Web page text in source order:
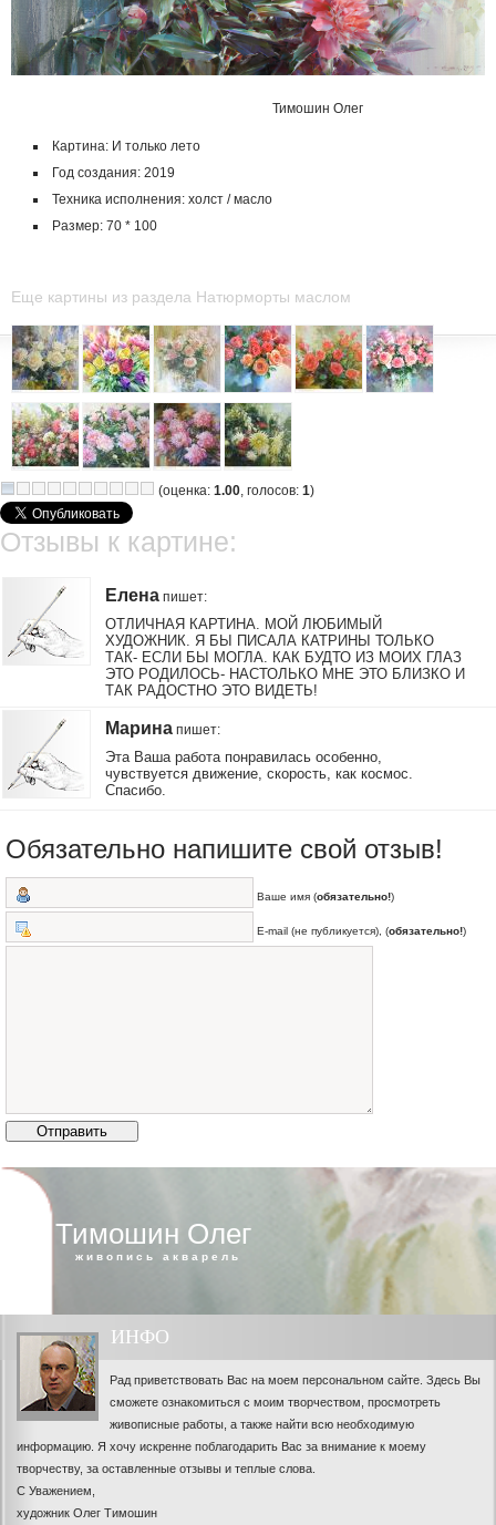
Картина: И только лето
Год создания: 2019
Техника исполнения: холст / масло
Размер: 70 * 100
Тимошин Олег
Еще картины из раздела Натюрморты маслом
(оценка: 1.00 , голосов: 1)
Отзывы к картине:
Елена пишет:
ОТЛИЧНАЯ КАРТИНА. МОЙ ЛЮБИМЫЙ
ХУДОЖНИК. Я БЫ ПИСАЛА КАТРИНЫ ТОЛЬКО
ТАК- ЕСЛИ БЫ МОГЛА. КАК БУДТО ИЗ МОИХ ГЛАЗ
ЭТО РОДИЛОСЬ- НАСТОЛЬКО МНЕ ЭТО БЛИЗКО И
ТАК РАДОСТНО ЭТО ВИДЕТЬ!
Марина пишет:
Эта Ваша работа понравилась особенно,
чувствуется движение, скорость, как космос.
Спасибо.
Обязательно напишите свой отзыв!
Ваше имя (обязательно!)
E-mail (не публикуется), (обязательно!)
Тимошин Олег
живопись акварель
ИНФО
Рад приветствовать Вас на моем персональном сайте. Здесь Вы
сможете ознакомиться с моим творчеством, просмотреть
живописные работы, а также найти всю необходимую
информацию. Я хочу искренне поблагодарить Вас за внимание к моему
творчеству, за оставленные отзывы и теплые слова.
С Уважением,
художник Олег Тимошин